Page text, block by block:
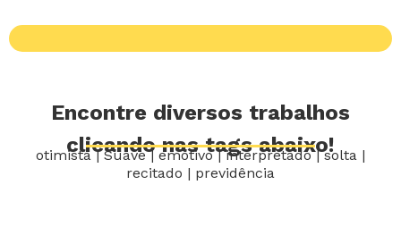
Encontre diversos trabalhos
clicando nas tags abaixo!
otimista|Suave| emotivo|interpretado|solta |
recitado | previdência